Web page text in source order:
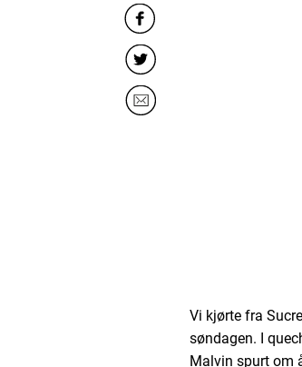
Vi kjørte fra
søndagen. I
Malvin spurt om